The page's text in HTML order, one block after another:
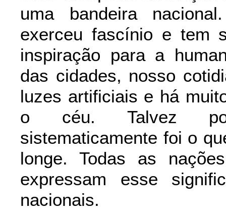
uma bandeira
exerceu fascínio e tem
inspiração para a
das cidades, nosso
luzes artificiais e há
o céu. Talvez
sistematicamente foi o
longe. Todas as
expressam esse
nacionais.